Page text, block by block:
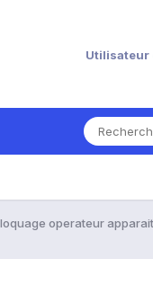
Utilisateur
operateur